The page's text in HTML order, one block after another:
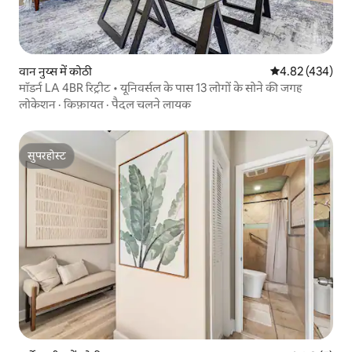
वान नुय्स में कोठी औसत रेटिंग 5 में से
4.82 (434)
मॉडर्न LA 4BR रिट्रीट • यूनिवर्सल के पास 13 लोगों के सोने की जगह
लोकेशन ·किफ़ायत ·पैदल चलने लायक
सुपरहोस्ट
सुपरहोस्ट